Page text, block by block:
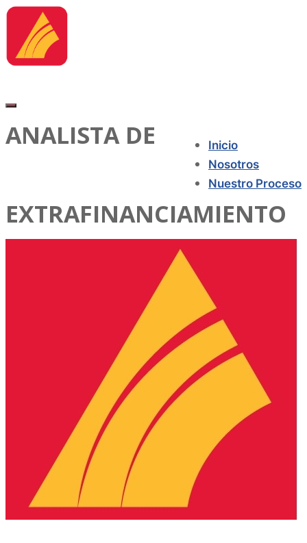
Inicio
Nosotros
Nuestro Proceso
ANALISTA DE
EXTRAFINANCIAMIENTO